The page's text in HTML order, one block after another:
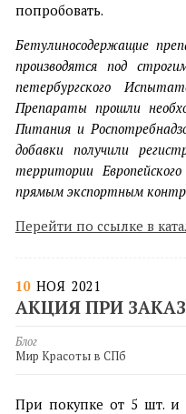
попробовать.
Бетулиносодержащие
производятся под
петербургского
Препараты прошли
Питания и
добавки получили
территории
прямым экспортным
Перейти по ссылке в
10 НОЯ 2021
АКЦИЯ ПРИ
Блог
Мир Красоты в СПб
При покупке от 5 шт. и